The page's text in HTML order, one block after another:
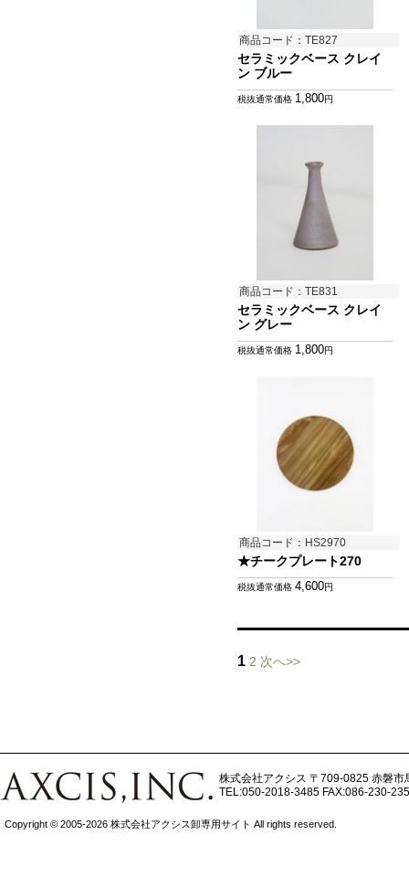
商品コード：TE827
セラミックベース クレイ
ン ブルー
税抜通常価格 1,800円
商品コード：TE831
セラミックベース クレイ
ン グレー
税抜通常価格 1,800円
商品コード：HS2970
★チークプレート270
税抜通常価格 4,600円
1 2 次へ>>
株式会社アクシス 〒709-0825 赤磐市
TEL:050-2018-3485 FAX:086-230-
Copyright © 2005-2026 株式会社アクシス卸専用サイト All rights reserved.